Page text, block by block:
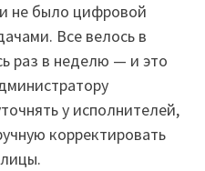
не было цифровой
Все велось в
раз в неделю — и это
у исполнителей,
корректировать